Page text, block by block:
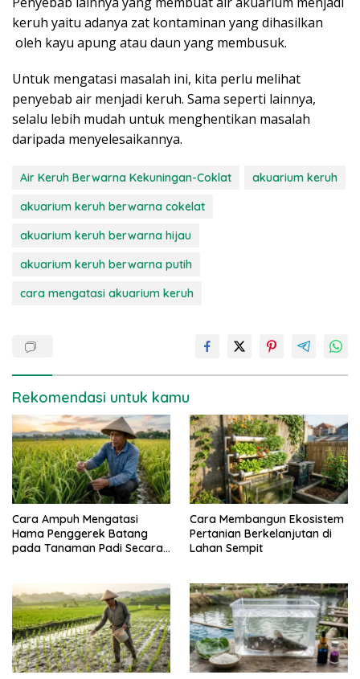
keruh yaitu adanya zat kontaminan yang dihasilkan
oleh kayu apung atau daun yang membusuk.
Untuk mengatasi masalah ini, kita perlu melihat
penyebab air menjadi keruh. Sama seperti lainnya,
selalu lebih mudah untuk menghentikan masalah
daripada menyelesaikannya.
Air Keruh Berwarna Kekuningan-Coklat
akuarium keruh
akuarium keruh berwarna cokelat
akuarium keruh berwarna hijau
akuarium keruh berwarna putih
cara mengatasi akuarium keruh
Rekomendasi untuk kamu
Cara Ampuh Mengatasi
Hama Penggerek Batang
pada Tanaman Padi Secara
Cara Membangun Ekosistem
Pertanian Berkelanjutan di
Lahan Sempit